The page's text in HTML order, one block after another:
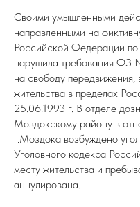
Своими умышленными
направленными на
Российской Федерации
нарушила требования
на свободу
жительства в пределах
25.06.1993 г. В отделе
Моздокскому району в
г.Моздока возбуждено
Уголовного кодекса
месту жительства и
аннулирована.